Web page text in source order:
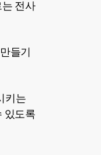
전사
들기
키는
있도록